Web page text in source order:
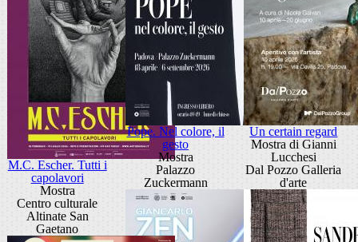
M.C. Escher. Tutti i
capolavori
Mostra
Centro culturale
Altinate San
Gaetano
Pope. Nel colore, il
gesto
Mostra
Palazzo
Zuckermann
Un certain regard
Mostra di Gianni
Lucchesi
Dal Pozzo Galleria
d'arte